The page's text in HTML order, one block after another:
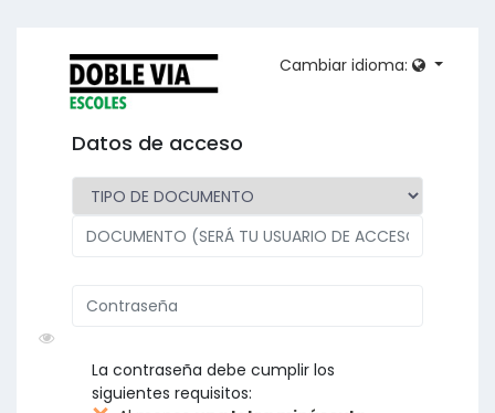
Cambiar idioma:
Datos de acceso
La contraseña debe cumplir los
siguientes requisitos: